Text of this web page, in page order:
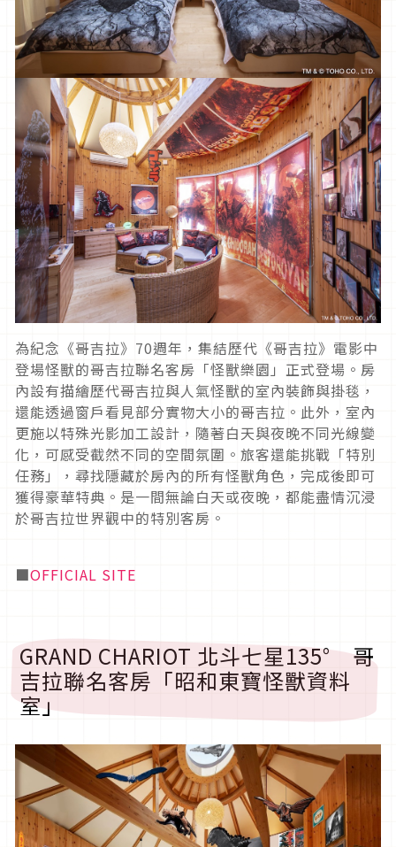
為紀念《哥吉拉》70週年，集結歷代《哥吉拉》電影中
登場怪獸的哥吉拉聯名客房「怪獸樂園」正式登場。房
內設有描繪歷代哥吉拉與人氣怪獸的室內裝飾與掛毯，
還能透過窗戶看見部分實物大小的哥吉拉。此外，室內
更施以特殊光影加工設計，隨著白天與夜晚不同光線變
化，可感受截然不同的空間氛圍。旅客還能挑戰「特別
任務」，尋找隱藏於房內的所有怪獸角色，完成後即可
獲得豪華特典。是一間無論白天或夜晚，都能盡情沉浸
於哥吉拉世界觀中的特別客房。
■OFFICIAL SITE
GRAND CHARIOT 北斗七星135° 哥
吉拉聯名客房「昭和東寶怪獸資料
室」